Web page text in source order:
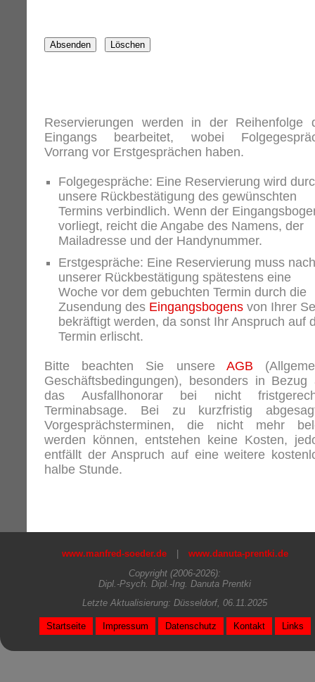
Reservierungen werden in der Reihenfolge
Eingangs bearbeitet, wobei
Vorrang vor Erstgesprächen haben.
Folgegespräche: Eine Reservierung wird
unsere Rückbestätigung des gewünschten
Termins verbindlich. Wenn der
vorliegt, reicht die Angabe des Namens, der
Mailadresse und der Handynummer.
Erstgespräche: Eine Reservierung muss nach
unserer Rückbestätigung spätestens eine
Woche vor dem gebuchten Termin durch die
Zusendung des Eingangsbogens von Ihrer
bekräftigt werden, da sonst Ihr Anspruch auf
Termin erlischt.
Bitte beachten Sie unsere AGB
Geschäftsbedingungen), besonders in Bezug
das Ausfallhonorar bei nicht
Terminabsage. Bei zu kurzfristig
Vorgesprächsterminen, die nicht mehr
werden können, entstehen keine Kosten,
entfällt der Anspruch auf eine weitere
halbe Stunde.
www.manfred-soeder.de
www.danuta-prentki.de
Copyright (2006-2026):
Dipl.-Psych. Dipl.-Ing. Danuta Prentki
Letzte Aktualisierung: Düsseldorf, 06.11.2025
Startseite Impressum Datenschutz Kontakt Links